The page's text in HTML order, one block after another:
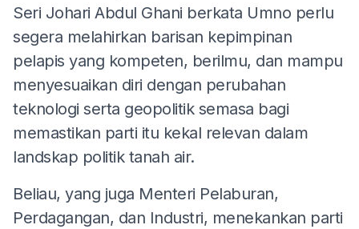
Seri Johari Abdul Ghani berkata Umno perlu
segera melahirkan barisan kepimpinan
pelapis yang kompeten, berilmu, dan mampu
menyesuaikan diri dengan perubahan
teknologi serta geopolitik semasa bagi
memastikan parti itu kekal relevan dalam
landskap politik tanah air.
Beliau, yang juga Menteri Pelaburan,
Perdagangan, dan Industri, menekankan parti